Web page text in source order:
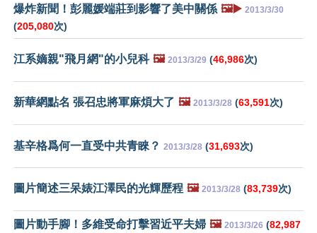
爆炸新聞！彭麗媛端莊到影響了美中關係 🖼️▶️ 2013/3/30
(205,080次)
江系嫡親"飛月網"的小兒科 🖼️ 2013/3/29 (46,986次)
新華網點名 張召忠將軍麻煩大了 🖼️ 2013/3/28 (63,591次)
基辛格爲何一直受中共青睞？ 2013/3/28 (31,693次)
圖片簡述三呆婊江澤民的光輝歷程 🖼️ 2013/3/28 (83,739次)
圖片動手腳！多維受命打擊習近平夫婦 🖼️ 2013/3/26 (82,987